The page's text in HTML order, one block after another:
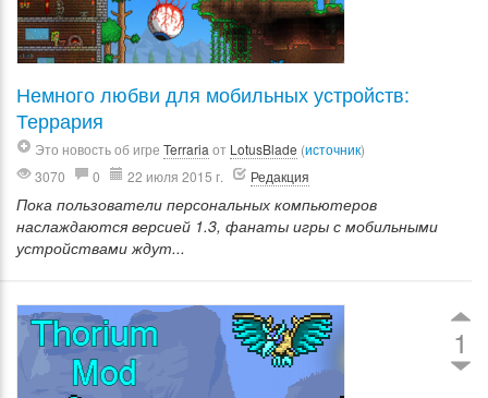
Немного любви для мобильных устройств:
Террария
Это новость об игре Terraria от LotusBlade (источник)
3070
0 22 июля 2015 г. Редакция
Пока пользователи персональных компьютеров
наслаждаются версией 1.3, фанаты игры с мобильными
устройствами ждут...
1